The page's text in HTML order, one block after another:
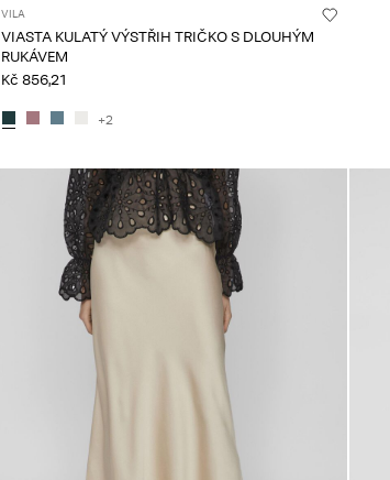
VILA
VIASTA KULATÝ VÝSTŘIH TRIČKO S DLOUHÝM
RUKÁVEM
Kč 856,21
+2